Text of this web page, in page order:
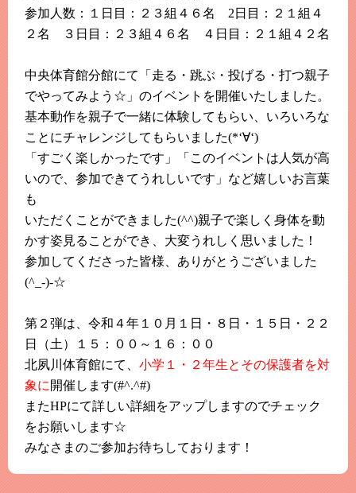
参加人数：１日目：２３組４６名 2日目：２１組４
２名 ３日目：２３組４６名 ４日目：２１組４２名
中央体育館分館にて「走る・跳ぶ・投げる・打つ親子
でやってみよう☆」のイベントを開催いたしました。
基本動作を親子で一緒に体験してもらい、いろいろな
ことにチャレンジしてもらいました(*‘∀‘)
「すごく楽しかったです」「このイベントは人気が高
いので、参加できてうれしいです」など嬉しいお言葉
も
いただくことができました(^^)親子で楽しく身体を動
かす姿見ることができ、大変うれしく思いました！
参加してくださった皆様、ありがとうございました
(^_-)-☆
第２弾は、令和４年１０月１日・８日・１５日・２２
日（土）１５：００～１６：００
北夙川体育館にて、小学１・２年生とその保護者を対
象に 開催します(#^.^#)
またHPにて詳しい詳細をアップしますのでチェック
をお願いします☆
みなさまのご参加お待ちしております！